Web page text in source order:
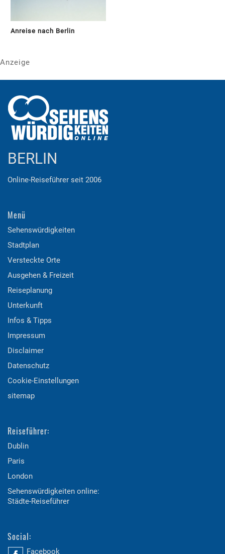
Anreise nach Berlin
Anzeige
BERLIN
Online-Reiseführer seit 2006
Menü
Sehenswürdigkeiten
Stadtplan
Versteckte Orte
Ausgehen & Freizeit
Reiseplanung
Unterkunft
Infos & Tipps
Impressum
Disclaimer
Datenschutz
Cookie-Einstellungen
sitemap
Reiseführer:
Dublin
Paris
London
Sehenswürdigkeiten online:
Städte-Reiseführer
Social:
Facebook